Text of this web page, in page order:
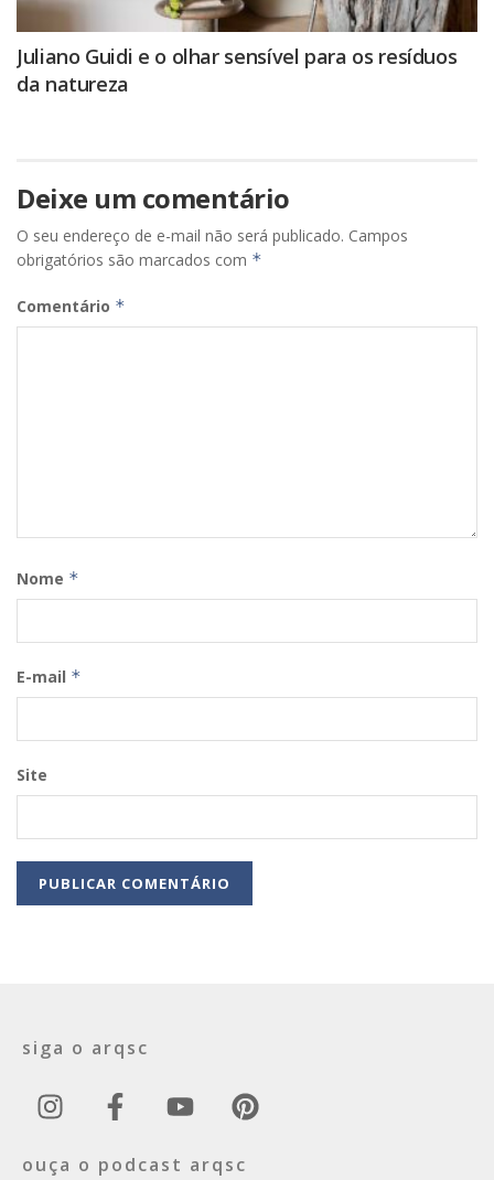
Juliano Guidi e o olhar sensível para os resíduos
da natureza
Deixe um comentário
O seu endereço de e-mail não será publicado. Campos
obrigatórios são marcados com *
Comentário *
Nome *
E-mail *
Site
siga o arqsc
ouça o podcast arqsc